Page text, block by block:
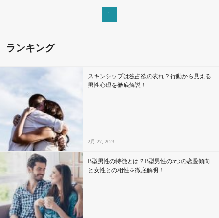
あるある
ドキドキ
仕事とキャリア
特集
占い・診断
ファッション・美容
1
ランキング
スキンシップは独占欲の表れ？行動から見える
男性心理を徹底解説！
2月 27, 2023
B型男性の特徴とは？B型男性の5つの恋愛傾向
と女性との相性を徹底解明！